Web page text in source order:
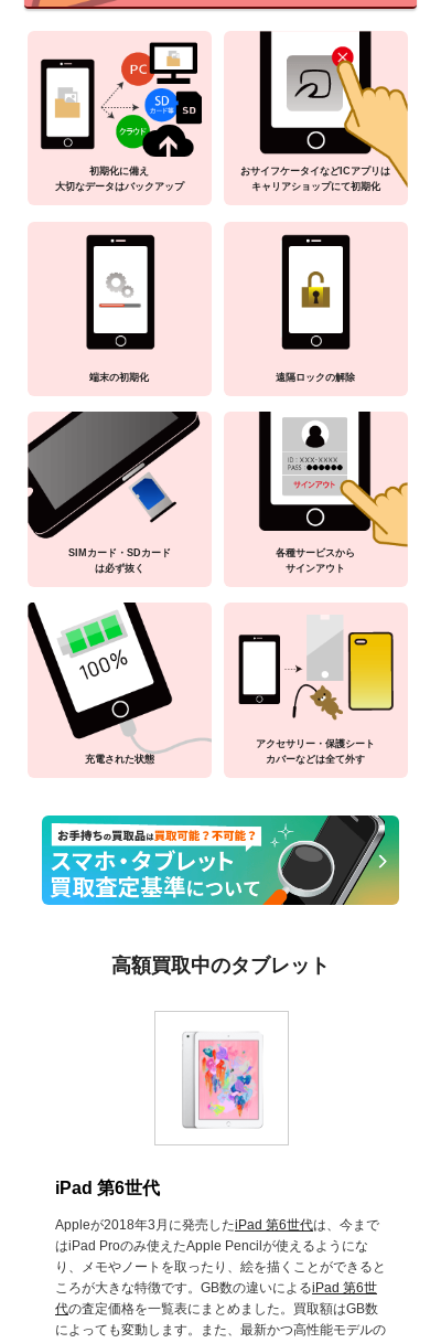
初期化に備え
大切なデータはバックアップ
おサイフケータイなどICアプリは
キャリアショップにて初期化
端末の初期化 遠隔ロックの解除
SIMカード・SDカード
は必ず抜く
各種サービスから
サインアウト
充電された状態
アクセサリー・保護シート
カバーなどは全て外す
高額買取中のタブレット
iPad 第6世代
Appleが2018年3月に発売したiPad 第6世代は、今まで
はiPad Proのみ使えたApple Pencilが使えるようにな
り、メモやノートを取ったり、絵を描くことができると
ころが大きな特徴です。GB数の違いによるiPad 第6世
代の査定価格を一覧表にまとめました。買取額はGB数
によっても変動します。また、最新かつ高性能モデルの